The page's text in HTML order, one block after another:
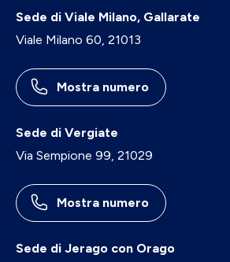
Sede di Viale Milano, Gallarate
Viale Milano 60, 21013
Mostra numero
Sede di Vergiate
Via Sempione 99, 21029
Mostra numero
Sede di Jerago con Orago